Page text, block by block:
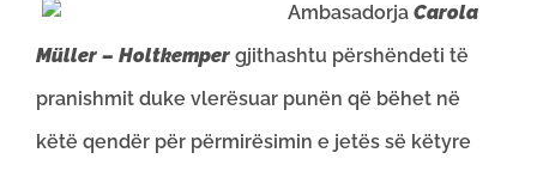
Ambasadorja Carola
Müller – Holtkemper gjithashtu përshëndeti të
pranishmit duke vlerësuar punën që bëhet në
këtë qendër për përmirësimin e jetës së këtyre